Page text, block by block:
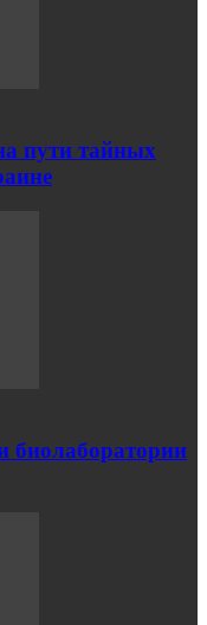
пути тайных
биолаборатории